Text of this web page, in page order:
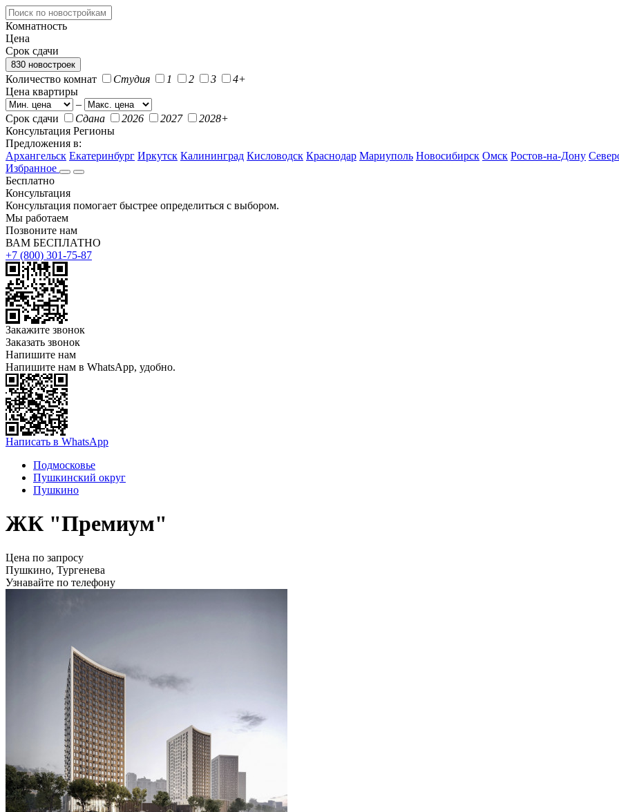
Комнатность
Цена
Срок сдачи
830 новостроек
Количество комнат Студия 1 2 3
4+
Цена квартиры
–
Срок сдачи
Сдана 2026 2027
2028+
Консультация Регионы
Предложения в:
Архангельск Екатеринбург Иркутск Калининград Кисловодск Краснодар Мариуполь Новосибирск Омск Ростов-на-Дону
Избранное
Бесплатно
Консультация
Консультация помогает быстрее определиться с выбором.
Мы работаем
Позвоните нам
ВАМ БЕСПЛАТНО
+7 (800) 301-75-87
Закажите звонок
Заказать звонок
Напишите нам
Напишите нам в WhatsApp, удобно.
Написать в WhatsApp
Подмосковье
Пушкинский округ
Пушкино
ЖК "Премиум"
Цена по запросу
Пушкино, Тургенева
Узнавайте по телефону